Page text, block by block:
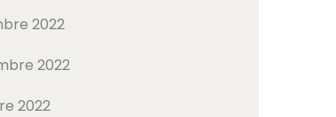
2022
2022
2022